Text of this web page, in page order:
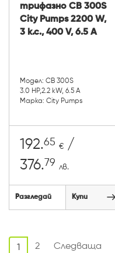
трифазно CB 300S
City Pumps 2200 W,
3 к.с., 400 V, 6.5 A
Модел: CB 300S
3.0 HP,2.2 kW, 6.5 A
Марка: City Pumps
192.65 € /
376.79 лв.
Разгледай Купи
1 2 Следваща